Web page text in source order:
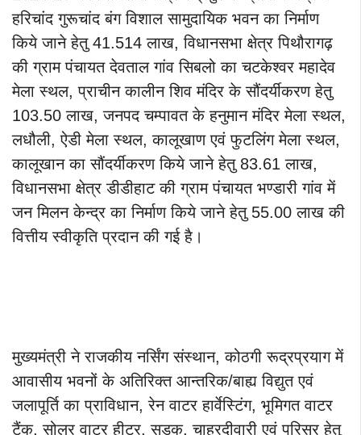
हरिचांद गुरूचांद बंग विशाल सामुदायिक भवन का निर्माण
किये जाने हेतु 41.514 लाख, विधानसभा क्षेत्र पिथौरागढ़
की ग्राम पंचायत देवताल गांव सिबलो का चटकेश्वर महादेव
मेला स्थल, प्राचीन कालीन शिव मंदिर के सौंदर्यीकरण हेतु
103.50 लाख, जनपद चम्पावत के हनुमान मंदिर मेला स्थल,
लधौली, ऐडी मेला स्थल, कालूखाण एवं फुटलिंग मेला स्थल,
कालूखान का सौंदर्यीकरण किये जाने हेतु 83.61 लाख,
विधानसभा क्षेत्र डीडीहाट की ग्राम पंचायत भण्डारी गांव में
जन मिलन केन्द्र का निर्माण किये जाने हेतु 55.00 लाख की
वित्तीय स्वीकृति प्रदान की गई है।
मुख्यमंत्री ने राजकीय नर्सिंग संस्थान, कोठगी रूद्रप्रयाग में
आवासीय भवनों के अतिरिक्त आन्तरिक/बाह्य विद्युत एवं
जलापूर्ति का प्राविधान, रेन वाटर हार्वेस्टिंग, भूमिगत वाटर
टैंक, सोलर वाटर हीटर, सड़क, चाहरदीवारी एवं परिसर हेतु